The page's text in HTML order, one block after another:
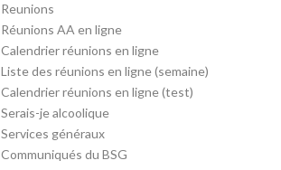
Reunions
Réunions AA en ligne
Calendrier réunions en ligne
Liste des réunions en ligne (semaine)
Calendrier réunions en ligne (test)
Serais-je alcoolique
Services généraux
Communiqués du BSG